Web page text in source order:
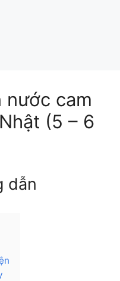
nước cam
(5 – 6
dẫn